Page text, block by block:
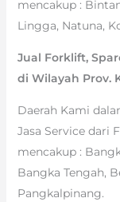
mencakup :
Lingga, Natuna,
Jual Forklift,
di Wilayah Prov.
Daerah Kami
Jasa Service dari
mencakup :
Bangka Tengah,
Pangkalpinang.